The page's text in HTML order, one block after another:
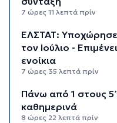
7 ώρες 11 λεπτά πρίν
ΕΛΣΤΑΤ:
τον Ιούλιο -
ενοίκια
7 ώρες 35 λεπτά πρίν
Πάνω από 1 στους 5
καθημερινά
8 ώρες 22 λεπτά πρίν